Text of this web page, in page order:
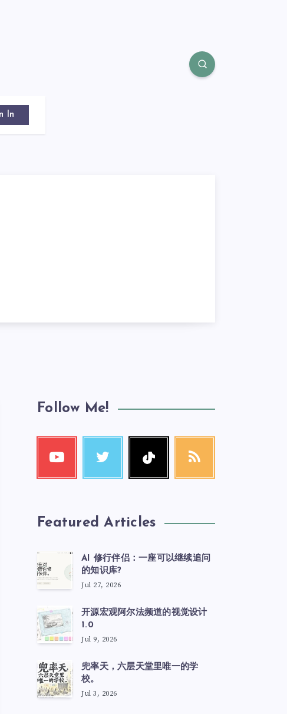
In
Follow Me!
Featured Articles
AI 修行伴侣：一座可以继续追问
的知识库?
Jul 27, 2026
开源宏观阿尔法频道的视觉设计
1.0
Jul 9, 2026
兜率天，六层天堂里唯一的学
校。
Jul 3, 2026